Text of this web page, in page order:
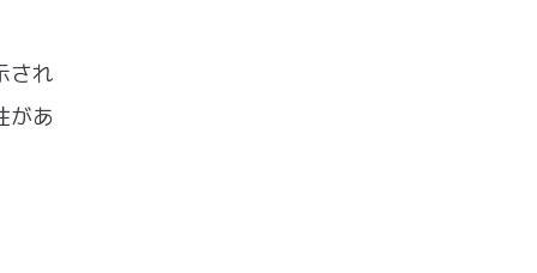
され
があ